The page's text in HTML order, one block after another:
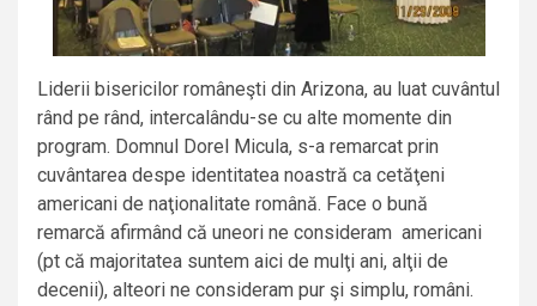
Liderii bisericilor româneşti din Arizona, au luat cuvântul
rând pe rând, intercalându-se cu alte momente din
program. Domnul Dorel Micula, s-a remarcat prin
cuvântarea despe identitatea noastră ca cetăţeni
americani de naţionalitate română. Face o bună
remarcă afirmând că uneori ne consideram americani
(pt că majoritatea suntem aici de mulţi ani, alţii de
decenii), alteori ne consideram pur şi simplu, români.